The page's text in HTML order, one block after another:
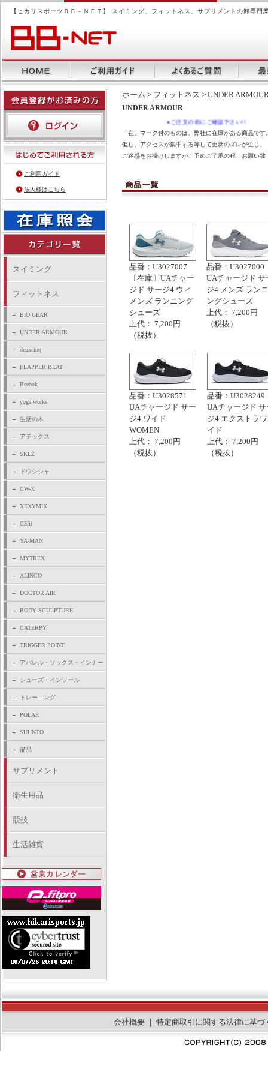
【ヒカリスポーツＢＢ－ＮＥＴ】 スイミング、フィットネス、サプリメントの卸専門
ご利用ガイド
法人様はこちら
スイミング
フィットネス
BIO GEAR
UNDER ARMOUR
deuxcinq
FLAPPER BEAT
Reebok
yoga works
生活の木
アテックス
SKLZ
ドウシシャ
CW-X
XEXYMIX
C3fit
YA-MAN
MYTREX
ALINCO
DOCTOR AIR
BODY SCULPTURE
CATERPY
TRIGGER POINT
アパレル・ソックス・インナー
シューズ・インソール
トレーニング
POLAR
SUUNTO
備品
サプリメント
衛生用品
競技
生活雑貨
ホーム > フィットネス > UNDER
UNDER ARMOUR
●ご注文の前にご確認下さい!!
「在」マーク付のものは、弊社に在庫がある商品で
但し、アクセスが集中する等して更新のズレが生じ
ご迷惑をお掛けしますが、予めご了承の程、お願い致
品番：U3027007
〔在庫〕UAチャー
ジド サージ4 ウィ
メンズ ランニング
シューズ
上代： 7,200円
（税抜）
品番：U3027000
UAチャージド サ
ジ4 メンズ ランニ
ングシューズ
上代： 7,200円
（税抜）
品番：U3028571
UAチャージド サー
ジ4 ワイド
WOMEN
上代： 7,200円
（税抜）
品番：U3028249
UAチャージド サ
ジ4 エクストラワ
イド
上代： 7,200円
（税抜）
会社概要｜ 特定商取引に関する法律に基づ